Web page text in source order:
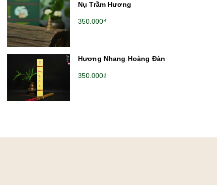
Nụ Trầm Hương
350.000₫
Hương Nhang Hoàng Đàn
350.000₫